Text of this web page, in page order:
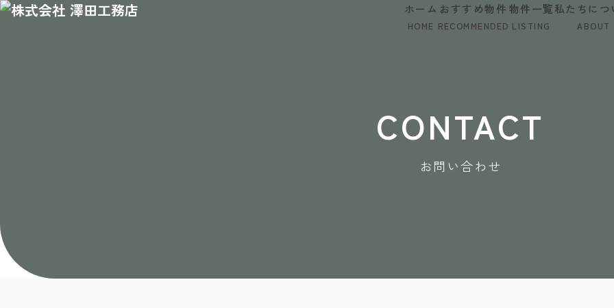
ホーム
HOME
おすすめ物件
RECOMMENDED
物件一覧
LISTING
私たちにつ
ABOUT
CONTACT
お問い合わせ